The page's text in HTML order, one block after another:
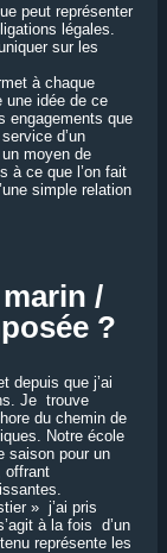
peut représenter
légales.
sur les
à chaque
une idée de ce
engagements que
d’un
moyen de
à ce que l’on fait
simple relation
/
?
depuis que j’ai
Je trouve
du chemin de
Notre école
saison pour un
offrant
» j’ai pris
à la fois d’un
représente les